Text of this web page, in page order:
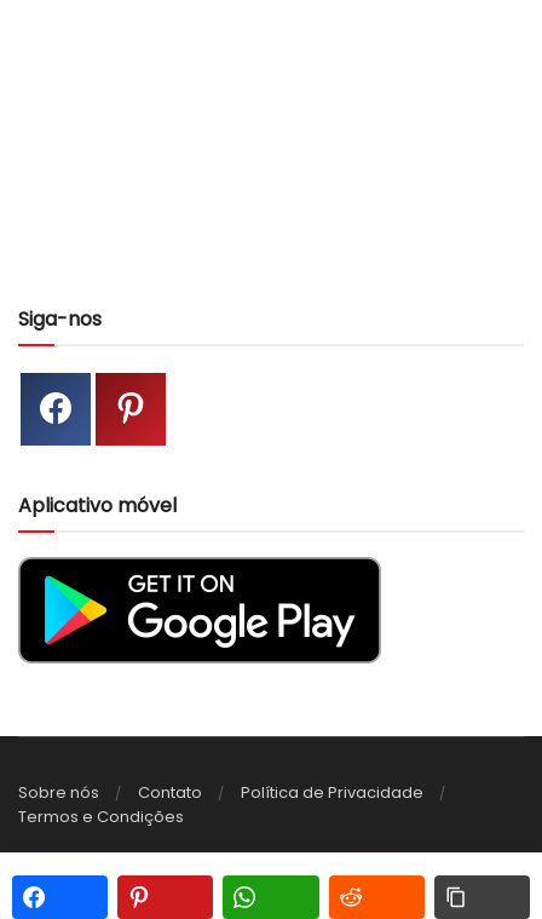
Siga-nos
Aplicativo móvel
Sobre nós Contato
Política de Privacidade
Termos e Condições
amigurumireceitas.com